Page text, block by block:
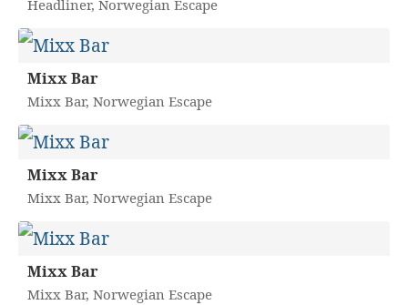
Headliner, Norwegian Escape
Mixx Bar
Mixx Bar, Norwegian Escape
Mixx Bar
Mixx Bar, Norwegian Escape
Mixx Bar
Mixx Bar, Norwegian Escape